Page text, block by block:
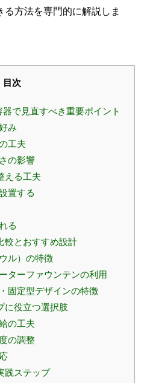
方法を専門的に解説しま
目次
で見直すべき重要ポイント
み
工夫
の影響
える工夫
置する
る
較とおすすめ設計
ル）の特徴
ターファウンテンの利用
固定型デザインの特徴
に役立つ選択肢
の工夫
の調整
践ステップ